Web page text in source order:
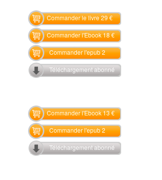
Commander le livre 29 €
Commander l'Ebook 18 €
Commander l'epub 2
Téléchargement abonné
Commander l'Ebook 13 €
Commander l'epub 2
Téléchargement abonné